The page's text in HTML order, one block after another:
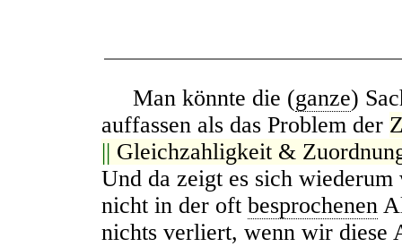
Man könnte die (ganze)
auffassen als das Problem der
|| Gleichzahligkeit &
Und da zeigt es sich
nicht in der oft besprochenen
nichts verliert, wenn wir diese